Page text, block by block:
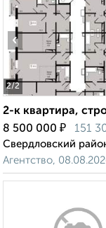
2/2
‹
2-к квартира,
8 500 000 ₽ 151
Свердловский
Агентство,